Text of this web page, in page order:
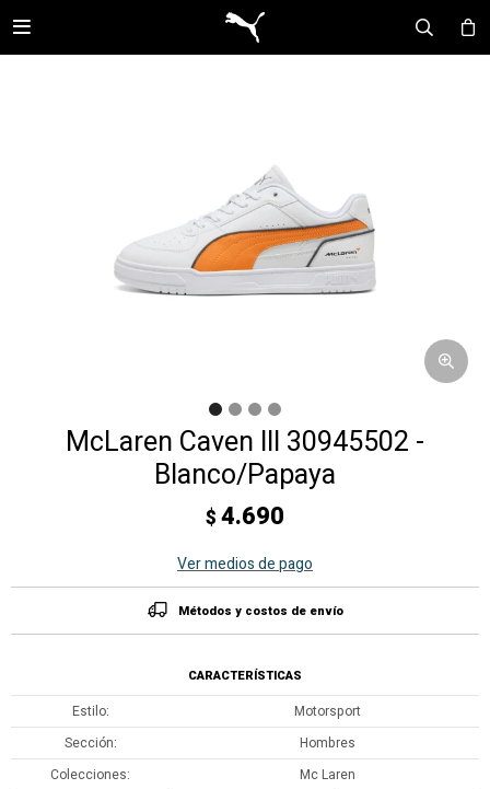

McLaren Caven III 30945502 -
Blanco/Papaya
$ 4.690
Ver medios de pago
Métodos y costos de envío
CARACTERÍSTICAS
Estilo
Motorsport
Sección
Hombres
Colecciones
Mc Laren